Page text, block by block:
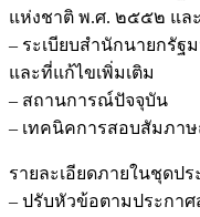
แห่งชาติ พ.ศ. ๒๕๕๒ แล
– ระเบียบสำนักนายกรั
และที่แก้ไขเพิ่มเติม
– สถานการณ์ปัจจุบัน
– เทคนิคการสอบสัมภา
รายละเอียดภายในชุดปร
– ปรับหัวข้อตามประกา